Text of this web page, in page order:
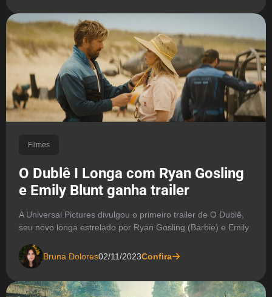
Filmes
O Dublê I Longa com Ryan Gosling
e Emily Blunt ganha trailer
A Universal Pictures divulgou o primeiro trailer de O Dublê,
seu novo longa estrelado por Ryan Gosling (Barbie) e Emily
Bruna Dolores02/11/2023Confira